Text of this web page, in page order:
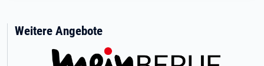
Weitere Angebote